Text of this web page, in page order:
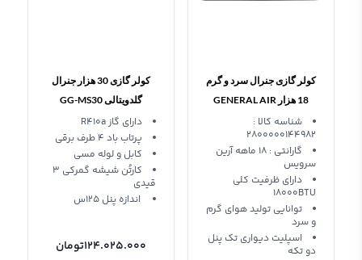
کولر گازی جنرال سرد و گرم
18 هزار GENERAL AIR
CONDITIONER GNR-
18GWN
شناسه کالا :
2800000144982
گارانتی : ۱۸ ماهه آرین
سرویس
دارای ظرفیت کلی
18000BTU
توانایی تولید هوای گرم
و سرد
اسپلیت دیواری تک پنل
دو تکه
کولر گازی 30 هزار جنرال
گلدویتالی GG-MS30
VITALLYدارای گاز R410a
پرتاب باد ۴ طرف برقی
کابل و لوله مسی
کارتُن شیشه گمرکی ۳
قیدی
اندازه پنل ۱۲۵س
124.025.000تومان